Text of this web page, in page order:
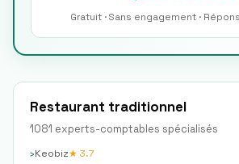
Gratuit · Sans engagement ·
Restaurant traditionnel
1081 experts-comptables spécialisés
›Keobiz★ 3.7